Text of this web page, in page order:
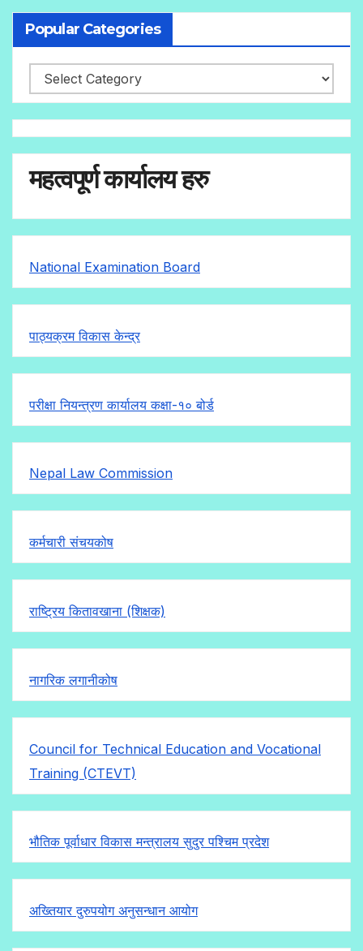
Popular Categories
महत्वपूर्ण कार्यालय हरु
National Examination Board
पाठ्यक्रम विकास केन्द्र
परीक्षा नियन्त्रण कार्यालय कक्षा-१०बोर्ड
Nepal Law Commission
कर्मचारी संचयकोष
राष्ट्रिय कितावखाना (शिक्षक)
नागरिक लगानीकोष
Council for Technical Education and Vocational
Training (CTEVT)
भौतिक पूर्वाधार विकास मन्त्रालय सुदुर पश्चिम प्रदेश
अख्तियार दुरुपयोग अनुसन्धान आयोग